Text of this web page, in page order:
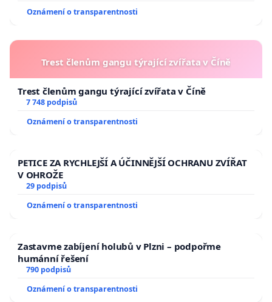
Oznámení o transparentnosti
Trest členům gangu týrající zvířata v Číně
Trest členům gangu týrající zvířata v Číně
7 748 podpisů
Oznámení o transparentnosti
PETICE ZA RYCHLEJŠÍ A ÚČINNĚJŠÍ OCHRANU ZVÍŘAT
V OHROŽE
29 podpisů
Oznámení o transparentnosti
Zastavme zabíjení holubů v Plzni – podpořme
humánní řešení
790 podpisů
Oznámení o transparentnosti